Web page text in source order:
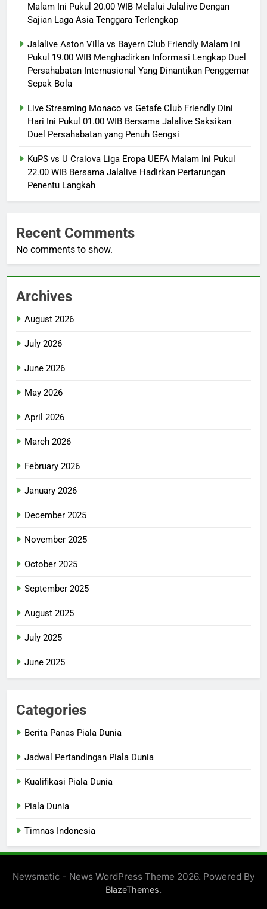
Malam Ini Pukul 20.00 WIB Melalui Jalalive Dengan
Sajian Laga Asia Tenggara Terlengkap
Jalalive Aston Villa vs Bayern Club Friendly Malam Ini
Pukul 19.00 WIB Menghadirkan Informasi Lengkap Duel
Persahabatan Internasional Yang Dinantikan Penggemar
Sepak Bola
Live Streaming Monaco vs Getafe Club Friendly Dini
Hari Ini Pukul 01.00 WIB Bersama Jalalive Saksikan
Duel Persahabatan yang Penuh Gengsi
KuPS vs U Craiova Liga Eropa UEFA Malam Ini Pukul
22.00 WIB Bersama Jalalive Hadirkan Pertarungan
Penentu Langkah
Recent Comments
No comments to show.
Archives
August 2026
July 2026
June 2026
May 2026
April 2026
March 2026
February 2026
January 2026
December 2025
November 2025
October 2025
September 2025
August 2025
July 2025
June 2025
Categories
Berita Panas Piala Dunia
Jadwal Pertandingan Piala Dunia
Kualifikasi Piala Dunia
Piala Dunia
Timnas Indonesia
Newsmatic - News WordPress Theme 2026. Powered By
BlazeThemes.